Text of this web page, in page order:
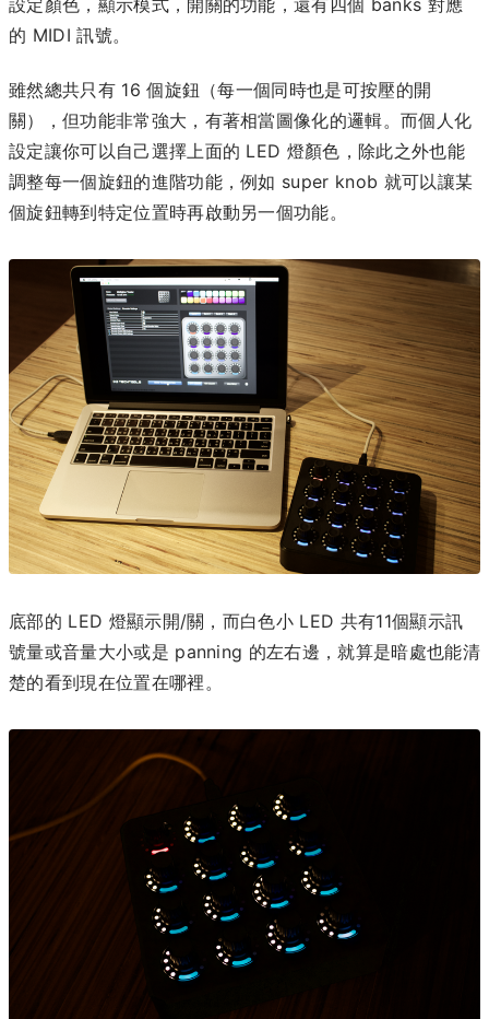
設定顏色，顯示模式，開關的功能，還有四個 banks 對應
的 MIDI 訊號。
雖然總共只有 16 個旋鈕（每一個同時也是可按壓的開
關），但功能非常強大，有著相當圖像化的邏輯。而個人化
設定讓你可以自己選擇上面的 LED 燈顏色，除此之外也能
調整每一個旋鈕的進階功能，例如 super knob 就可以讓某
個旋鈕轉到特定位置時再啟動另一個功能。
底部的 LED 燈顯示開/關，而白色小 LED 共有11個顯示訊
號量或音量大小或是 panning 的左右邊，就算是暗處也能清
楚的看到現在位置在哪裡。